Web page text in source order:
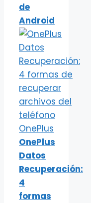
de
Android
OnePlus
Datos
Recuperación:
4
formas